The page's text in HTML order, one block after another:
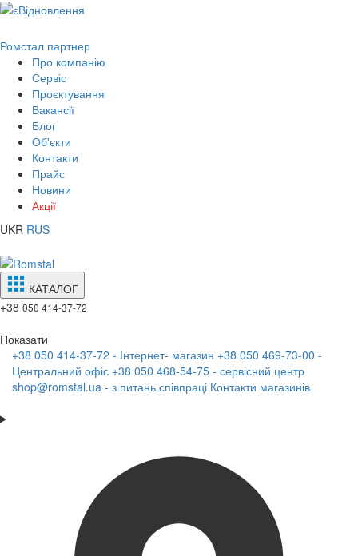
Ромстал партнер
Про компанію
Сервіс
Проєктування
Вакансії
Блог
Об'єкти
Контакти
Прайс
Новини
Акції
UKR RUS
КАТАЛОГ
+38 050 414-37-72
Показати
+38 050 414-37-72 - Інтернет- магазин +38 050 469-73-00 -
Центральний офіс +38 050 468-54-75 - сервісний центр
shop@romstal.ua - з питань співпраці Контакти магазинів